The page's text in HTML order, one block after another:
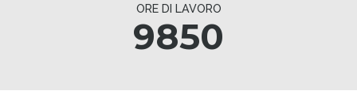
ORE DI LAVORO
9850